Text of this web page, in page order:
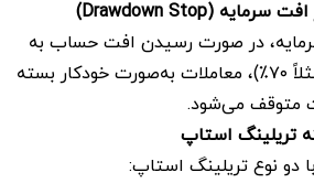
سرمایه (Drawdown Stop)
در صورت رسیدن افت حساب به
حد تعیین‌شده (مثلاً ۷۰٪)، معاملات به‌صورت خودکار بسته
متوقف می‌شود.
تریلینگ استاپ
دو نوع تریلینگ استاپ: